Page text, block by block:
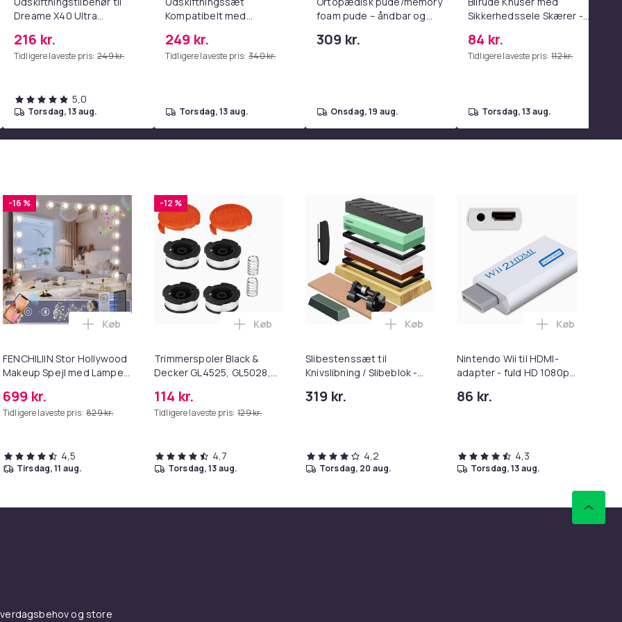
b867d2a8-f9fc-586f-8f9a-f04ece858f28
Dreame X40 Ultra
216 kr.
Tidligere laveste pris: 249 kr.
5,0
torsdag, 13 aug.
Kompatibelt med
S5V/Curv/Edge
Robotstøvsuger,
249 kr.
Tidligere laveste pris: 340 kr.
torsdag, 13 aug.
foam pude – åndbar og
309 kr.
onsdag, 19 aug.
Sikkerhedssele Skærer -
Kompatibel med Alle
Bilmodeller Red
84 kr.
Tidligere laveste pris: 112 kr.
torsdag, 13 aug.
TMB 1250, Husqvarna, 127843 i kurven
til Macbook / Erstatningsadapter - MagSafe Gen 3 - 96W i kurven
-16 %
FENCHILIIN Stor Hollywood
Makeup Spejl med Lamper
Vægbeslag Hvid 80 x 58 cm
699 kr.
Tidligere laveste pris: 829 kr.
Læg FENCHILIIN Stor Hollywood Makeup Spejl med Lamper Bluetooth Table Top Vægbeslag Hvid 80 x 58
Køb
4,5
tirsdag, 11 aug.
-12 %
Trimmerspoler Black &
Decker GL4525, GL5028,
græstrimmer
114 kr.
Tidligere laveste pris: 129 kr.
Læg Trimmerspoler Black & Decker GL4525, GL5028, GLC1423L,
Køb
4,7
torsdag, 13 aug.
Slibestenssæt til
Knivslibning / Slibeblok -
319 kr.
Læg Slibestenssæt til Knivslibning /
Køb
4,2
torsdag, 20 aug.
Nintendo Wii til HDMI-
adapter - fuld HD 1080p
86 kr.
Læg
Køb
4,3
torsdag, 13 aug.
og store